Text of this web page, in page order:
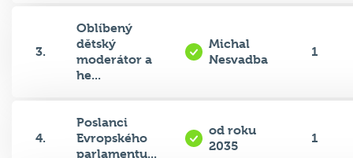
3.
Oblíbený
dětský
moderátor a
he...
Michal
Nesvadba
1
4.
Poslanci
Evropského
parlamentu...
od roku
2035
1